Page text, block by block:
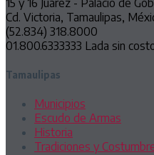
15 y 16 Juárez - Palacio de
Cd. Victoria, Tamaulipas,
(52.834) 318.8000
01.800.6333333 Lada sin
Tamaulipas
Municipios
Escudo de Armas
Historia
Tradiciones y